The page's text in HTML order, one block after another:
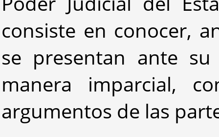
consiste en conocer,
se presentan ante
manera imparcial,
argumentos de las